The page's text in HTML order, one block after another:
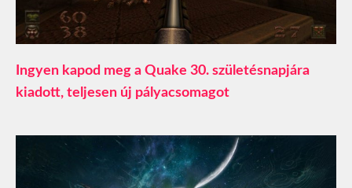
Ingyen kapod meg a Quake 30. születésnapjára
kiadott, teljesen új pályacsomagot